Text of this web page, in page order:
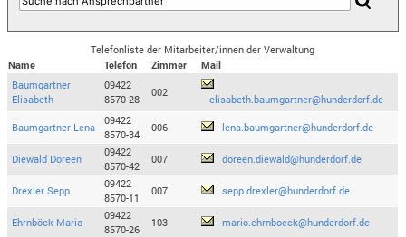
Telefonliste der Mitarbeiter/innen der Verwaltung
Name
Telefon Zimmer
Mail
Baumgartner
Elisabeth
09422
8570-28
002
elisabeth.baumgartner@hunderdorf.de
Baumgartner Lena
09422
8570-34
006 lena.baumgartner@hunderdorf.de
Diewald Doreen
09422
8570-42
007 doreen.diewald@hunderdorf.de
Drexler Sepp
09422
8570-11
007 sepp.drexler@hunderdorf.de
Ehrnböck Mario
09422
8570-26
103 mario.ehrnboeck@hunderdorf.de